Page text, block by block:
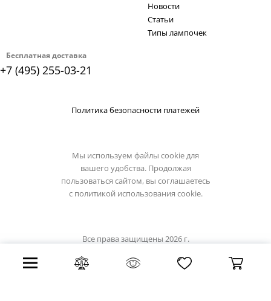
Бесплатная доставка
+7 (495) 255-03-21
Новости
Статьи
Типы лампочек
Политика безопасности платежей
Мы используем файлы cookie для
вашего удобства. Продолжая
пользоваться сайтом, вы соглашаетесь
с политикой использования cookie.
Все права защищены 2026 г.